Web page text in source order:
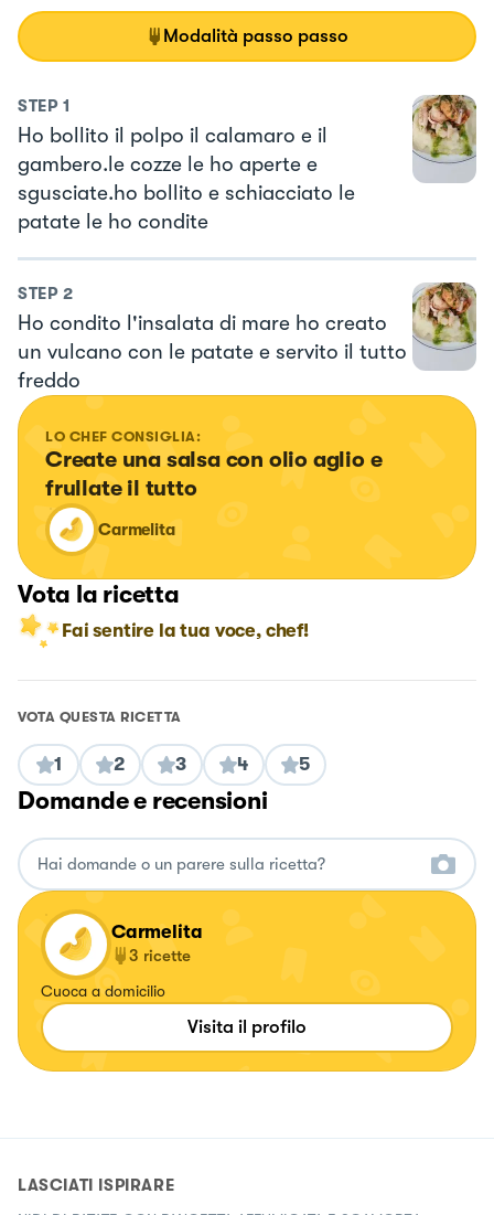
Modalità passo passo
STEP 1
Ho bollito il polpo il calamaro e il
gambero.le cozze le ho aperte e
sgusciate.ho bollito e schiacciato le
patate le ho condite
STEP 2
Ho condito l'insalata di mare ho creato
un vulcano con le patate e servito il tutto
freddo
LO CHEF CONSIGLIA:
Create una salsa con olio aglio e
frullate il tutto
Carmelita
Vota la ricetta
Fai sentire la tua voce, chef!
VOTA QUESTA RICETTA
1 2 3 4 5
Domande e recensioni
Carmelita
3 ricette
Cuoca a domicilio
Visita il profilo
LASCIATI ISPIRARE